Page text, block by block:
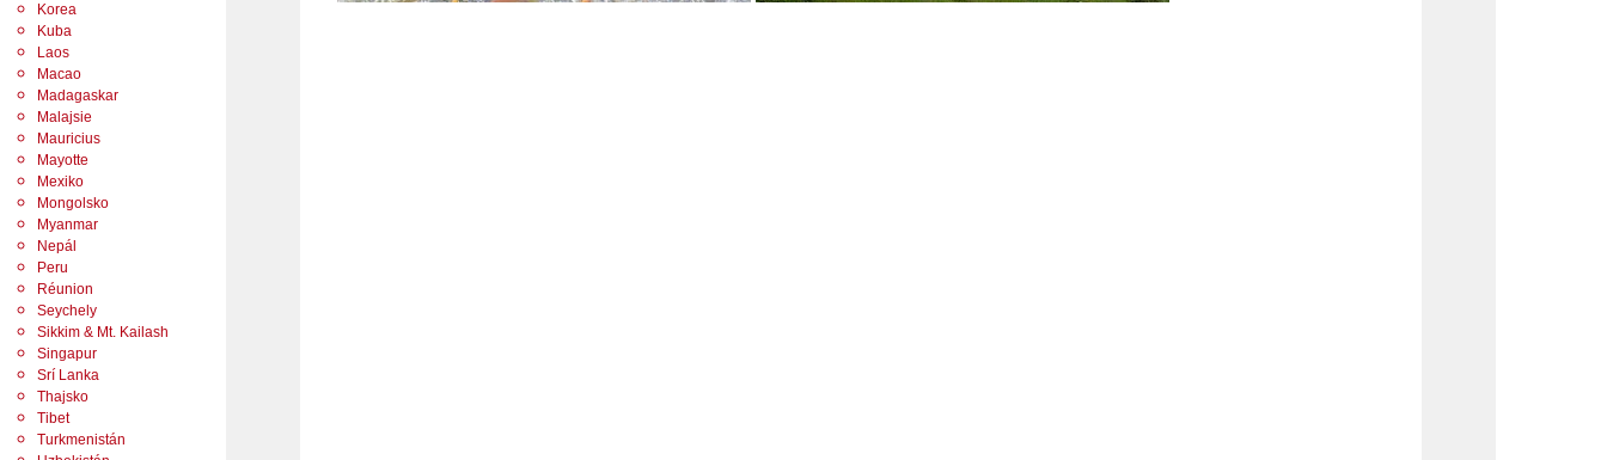
Korea
Kuba
Laos
Macao
Madagaskar
Malajsie
Mauricius
Mayotte
Mexiko
Mongolsko
Myanmar
Nepál
Peru
Réunion
Seychely
Sikkim & Mt. Kailash
Singapur
Srí Lanka
Thajsko
Tibet
Turkmenistán